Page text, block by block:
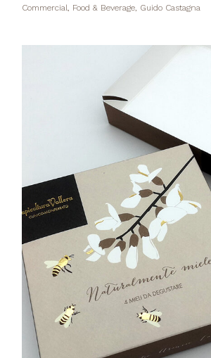
Commercial, Food & Beverage, Guido Castagna